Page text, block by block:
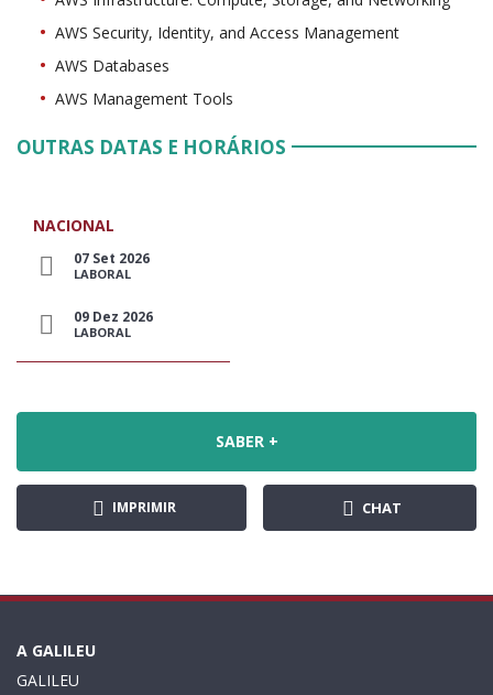
AWS Security, Identity, and Access Management
AWS Databases
AWS Management Tools
OUTRAS DATAS E HORÁRIOS
NACIONAL
07 Set 2026
LABORAL
09 Dez 2026
LABORAL
SABER +
IMPRIMIR CHAT
A GALILEU
GALILEU